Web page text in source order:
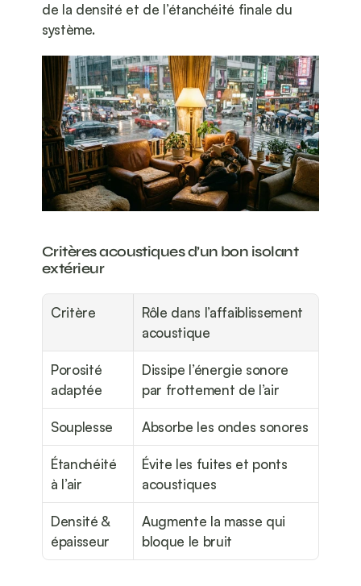
de la densité et de l’étanchéité finale du
système.
Critères acoustiques d’un bon isolant
extérieur
Critère
Rôle dans l’affaiblissement
acoustique
Porosité
adaptée
Dissipe l’énergie sonore
par frottement de l’air
Souplesse Absorbe les ondes sonores
Étanchéité
à l’air
Évite les fuites et ponts
acoustiques
Densité &
épaisseur
Augmente la masse qui
bloque le bruit